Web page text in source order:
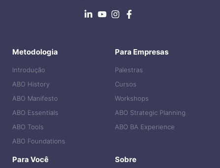
Metodologia
Introdução
ABO History
ABO Manifesto
ABO Essentials
ABO Tools
ABO Foundations
Para Empresas
Palestras
Cursos
Workshops
ABO Strategic Planning
ABO BA Experience
Para Você Sobre